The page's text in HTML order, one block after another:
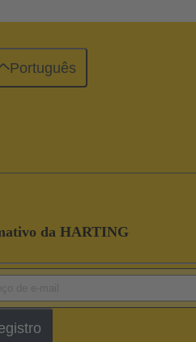
da HARTING
Português